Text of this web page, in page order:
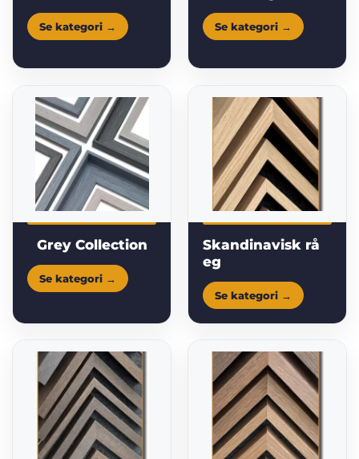
Grey Collection
Skandinavisk rå
eg